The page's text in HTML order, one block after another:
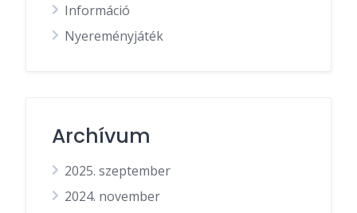
Információ
Nyereményjáték
Archívum
2025. szeptember
2024. november